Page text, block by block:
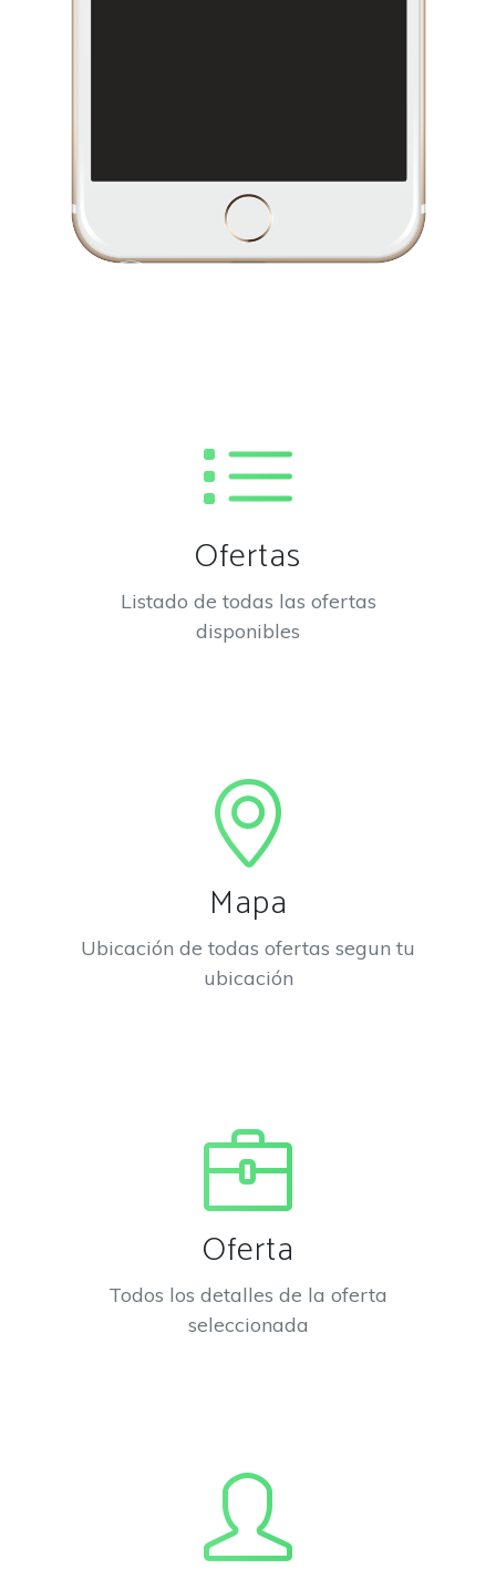
Ofertas
Listado de todas las ofertas
disponibles
Mapa
Ubicación de todas ofertas segun tu
ubicación
Oferta
Todos los detalles de la oferta
seleccionada